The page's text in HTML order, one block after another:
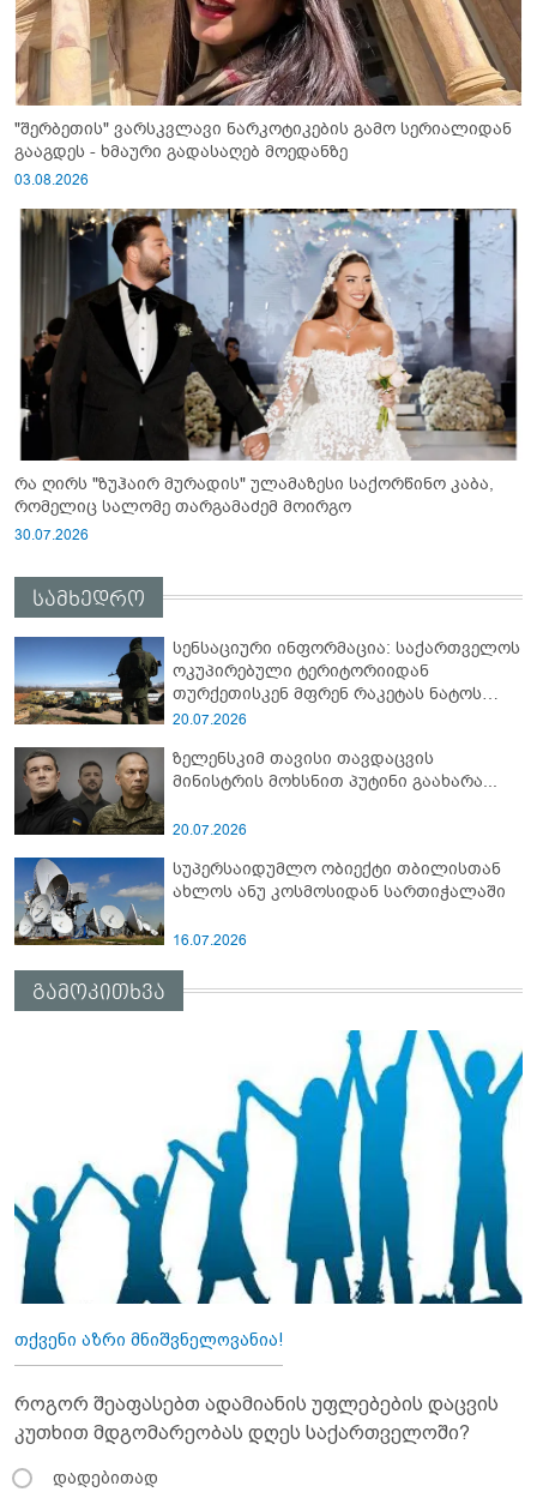
"შერბეთის" ვარსკვლავი ნარკოტიკების გამო სერიალიდან
გააგდეს - ხმაური გადასაღებ მოედანზე
03.08.2026
რა ღირს "ზუჰაირ მურადის" ულამაზესი საქორწინო კაბა,
რომელიც სალომე თარგამაძემ მოირგო
30.07.2026
სამხედრო
სენსაციური ინფორმაცია: საქართველოს
ოკუპირებული ტერიტორიიდან
თურქეთისკენ მფრენ რაკეტას ნატოს
სამიტი კინაღამ ჩაუშლია
20.07.2026
ზელენსკიმ თავისი თავდაცვის
მინისტრის მოხსნით პუტინი გაახარა...
20.07.2026
სუპერსაიდუმლო ობიექტი თბილისთან
ახლოს ანუ კოსმოსიდან სართიჭალაში
16.07.2026
გამოკითხვა
თქვენი აზრი მნიშვნელოვანია!
როგორ შეაფასებთ ადამიანის უფლებების დაცვის
კუთხით მდგომარეობას დღეს საქართველოში?
დადებითად